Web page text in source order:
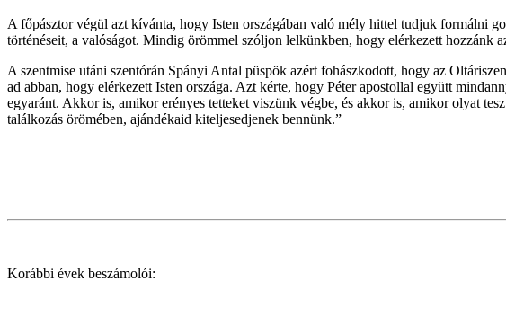
A főpásztor végül azt kívánta, hogy Isten országában való mély hittel tudjuk formálni
történéseit, a valóságot. Mindig örömmel szóljon lelkünkben, hogy elérkezett hozzánk
A szentmise utáni szentórán Spányi Antal püspök azért fohászkodott, hogy az
ad abban, hogy elérkezett Isten országa. Azt kérte, hogy Péter apostollal együtt
egyaránt. Akkor is, amikor erényes tetteket viszünk végbe, és akkor is, amikor olyat
találkozás örömében, ajándékaid kiteljesedjenek bennünk.”
Korábbi évek beszámolói: